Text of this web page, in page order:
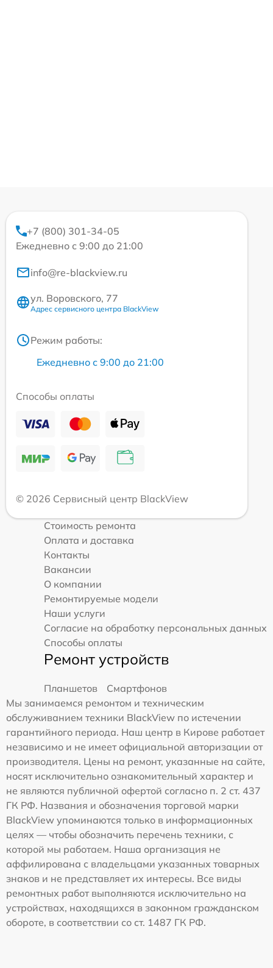
+7 (800) 301-34-05
Ежедневно с 9:00 до 21:00
info@re-blackview.ru
ул. Воровского, 77
Адрес сервисного центра BlackView
Режим работы:
Ежедневно с 9:00 до 21:00
Способы оплаты
© 2026 Сервисный центр BlackView
Стоимость ремонта
Оплата и доставка
Контакты
Вакансии
О компании
Ремонтируемые модели
Наши услуги
Согласие на обработку персональных данных
Способы оплаты
Ремонт устройств
Планшетов
Смартфонов
Мы занимаемся ремонтом и техническим
обслуживанием техники BlackView по истечении
гарантийного периода. Наш центр в Кирове работает
независимо и не имеет официальной авторизации от
производителя. Цены на ремонт, указанные на сайте,
носят исключительно ознакомительный характер и
не являются публичной офертой согласно п. 2 ст. 437
ГК РФ. Названия и обозначения торговой марки
BlackView упоминаются только в информационных
целях — чтобы обозначить перечень техники, с
которой мы работаем. Наша организация не
аффилирована с владельцами указанных товарных
знаков и не представляет их интересы. Все виды
ремонтных работ выполняются исключительно на
устройствах, находящихся в законном гражданском
обороте, в соответствии со ст. 1487 ГК РФ.